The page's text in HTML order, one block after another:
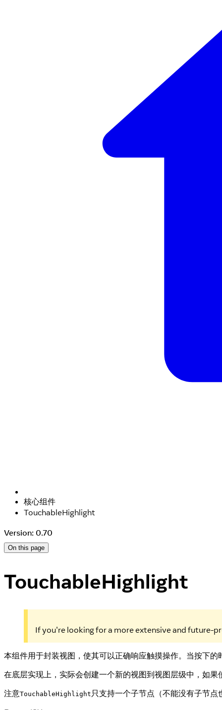
核心组件
TouchableHighlight
Version: 0.70
On this page
TouchableHighlight
If you're looking for a more extensive and future-
本组件用于封装视图，使其可以正确响应触摸操作。当按下
在底层实现上，实际会创建一个新的视图到视图层级中，如
注意TouchableHighlight 只支持一个子节点（不能没有子节